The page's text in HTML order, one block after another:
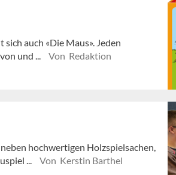
auch «Die Maus». Jeden
und ...
Von Redaktion
hochwertigen Holzspielsachen,
...
Von Kerstin Barthel